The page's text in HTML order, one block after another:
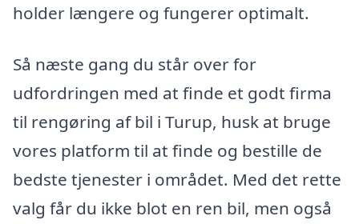
holder længere og fungerer optimalt.
Så næste gang du står over for
udfordringen med at finde et godt firma
til rengøring af bil i Turup, husk at bruge
vores platform til at finde og bestille de
bedste tjenester i området. Med det rette
valg får du ikke blot en ren bil, men også